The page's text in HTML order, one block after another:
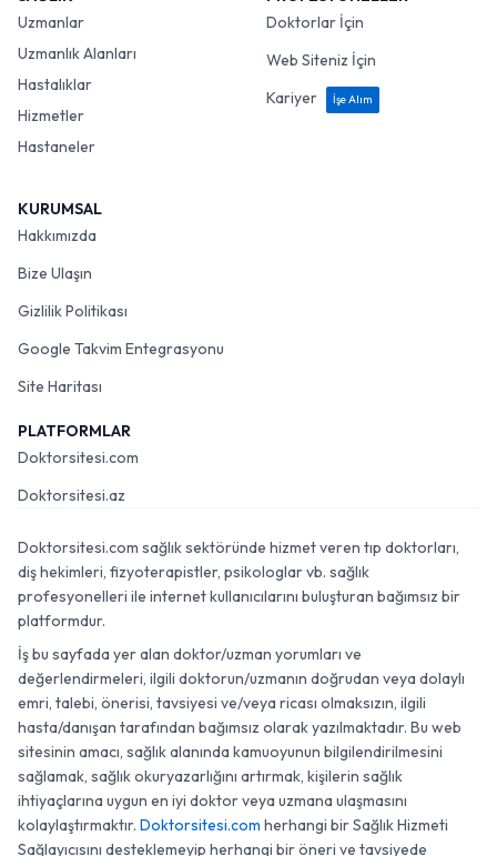
Uzmanlar
Uzmanlık Alanları
Hastalıklar
Hizmetler
Hastaneler
Doktorlar İçin
Web Siteniz İçin
Kariyer
İşe Alım
KURUMSAL
Hakkımızda
Bize Ulaşın
Gizlilik Politikası
Google Takvim Entegrasyonu
Site Haritası
PLATFORMLAR
Doktorsitesi.com
Doktorsitesi.az
Doktorsitesi.com sağlık sektöründe hizmet veren tıp doktorları,
diş hekimleri, fizyoterapistler, psikologlar vb. sağlık
profesyonelleri ile internet kullanıcılarını buluşturan bağımsız bir
platformdur.
İş bu sayfada yer alan doktor/uzman yorumları ve
değerlendirmeleri, ilgili doktorun/uzmanın doğrudan veya dolaylı
emri, talebi, önerisi, tavsiyesi ve/veya ricası olmaksızın, ilgili
hasta/danışan tarafından bağımsız olarak yazılmaktadır. Bu web
sitesinin amacı, sağlık alanında kamuoyunun bilgilendirilmesini
sağlamak, sağlık okuryazarlığını artırmak, kişilerin sağlık
ihtiyaçlarına uygun en iyi doktor veya uzmana ulaşmasını
kolaylaştırmaktır. Doktorsitesi.com herhangi bir Sağlık Hizmeti
Sağlayıcısını desteklemeyip herhangi bir öneri ve tavsiyede